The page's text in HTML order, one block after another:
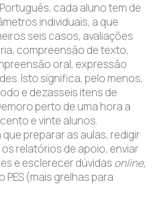
cada aluno tem de
individuais, a que
seis casos, avaliações
compreensão de texto,
oral, expressão
Isto significa, pelo menos,
e dezasseis itens de
perto de uma hora a
e vinte alunos.
preparar as aulas, redigir
relatórios de apoio, enviar
e esclerecer dúvidas online,
PES (mais grelhas para